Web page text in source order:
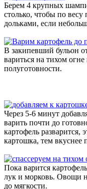
Берем 4 крупных
столько, чтобы по
дольками, если
В закипевший бульон
вариться на тихом
полуготовности.
Через 5-6 минут
варить почти до
картофель разварится,
картошка, тем вкуснее
Пока варится
лук и морковь. Овощи
до мягкости.